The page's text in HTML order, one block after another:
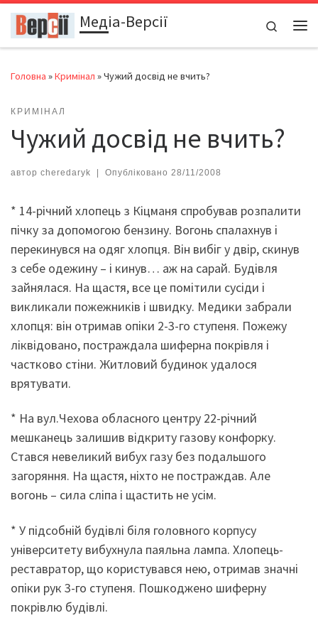
Перейти до вмістуМедіа-Версії
Search
Головна »Кримінал »Чужий досвід не вчить?
КРИМІНАЛ
Чужий досвід не вчить?
автор cheredaryk | Опубліковано 28/11/2008
* 14-річний хлопець з Кіцманя спробував розпалити
пічку за допомогою бензину. Вогонь спалахнув і
перекинувся на одяг хлопця. Він вибіг у двір, скинув
з себе одежину – і кинув… аж на сарай. Будівля
зайнялася. На щастя, все це помітили сусіди і
викликали пожежників і швидку. Медики забрали
хлопця: він отримав опіки 2-3-го ступеня. Пожежу
ліквідовано, постраждала шиферна покрівля і
частково стіни. Житловий будинок удалося
врятувати.
* На вул.Чехова обласного центру 22-річний
мешканець залишив відкриту газову конфорку.
Стався невеликий вибух газу без подальшого
загоряння. На щастя, ніхто не постраждав. Але
вогонь – сила сліпа і щастить не усім.
* У підсобній будівлі біля головного корпусу
університету вибухнула паяльна лампа. Хлопець-
реставратор, що користувався нею, отримав значні
опіки рук 3-го ступеня. Пошкоджено шиферну
покрівлю будівлі.